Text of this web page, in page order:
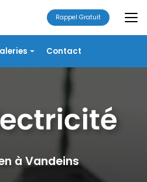
Chauffage/VMC
Portails
Contact
Rappel Gratuit
à Vandeins